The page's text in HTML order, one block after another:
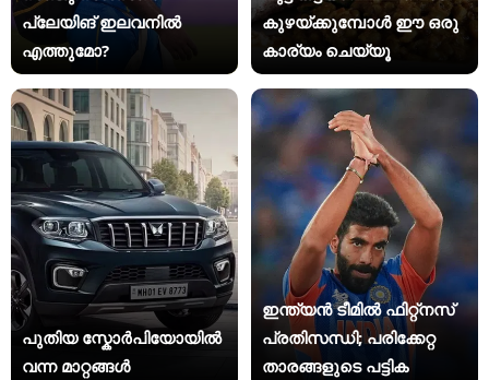
പ്ലേയിങ് ഇലവനില്‍
എത്തുമോ?
കുഴയ്ക്കുമ്പോൾ ഈ ഒരു
കാര്യം ചെയ്യൂ
പുതിയ സ്കോർപിയോയിൽ
വന്ന മാറ്റങ്ങൾ
ഇന്ത്യന്‍ ടീമില്‍ ഫിറ്റ്‌നസ്
പ്രതിസന്ധി; പരിക്കേറ്റ
താരങ്ങളുടെ പട്ടിക